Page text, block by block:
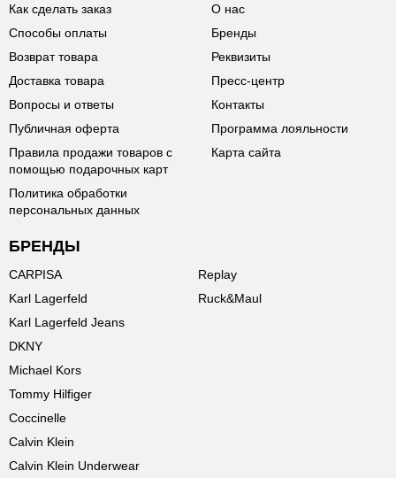
Как сделать заказ
Способы оплаты
Возврат товара
Доставка товара
Вопросы и ответы
Публичная оферта
Правила продажи товаров с
помощью подарочных карт
Политика обработки
персональных данных
О нас
Бренды
Реквизиты
Пресс-центр
Контакты
Программа лояльности
Карта сайта
БРЕНДЫ
CARPISA
Karl Lagerfeld
Karl Lagerfeld Jeans
DKNY
Michael Kors
Tommy Hilfiger
Coccinelle
Calvin Klein
Calvin Klein Underwear
Replay
Ruck&Maul